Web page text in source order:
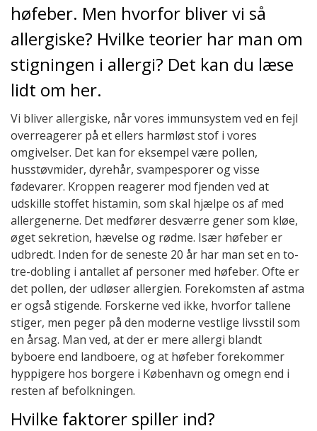
høfeber. Men hvorfor bliver vi så
allergiske? Hvilke teorier har man om
stigningen i allergi? Det kan du læse
lidt om her.
Vi bliver allergiske, når vores immunsystem ved en fejl
overreagerer på et ellers harmløst stof i vores
omgivelser. Det kan for eksempel være pollen,
husstøvmider, dyrehår, svampesporer og visse
fødevarer. Kroppen reagerer mod fjenden ved at
udskille stoffet histamin, som skal hjælpe os af med
allergenerne. Det medfører desværre gener som kløe,
øget sekretion, hævelse og rødme. Især høfeber er
udbredt. Inden for de seneste 20 år har man set en to-
tre-dobling i antallet af personer med høfeber. Ofte er
det pollen, der udløser allergien. Forekomsten af astma
er også stigende. Forskerne ved ikke, hvorfor tallene
stiger, men peger på den moderne vestlige livsstil som
en årsag. Man ved, at der er mere allergi blandt
byboere end landboere, og at høfeber forekommer
hyppigere hos borgere i København og omegn end i
resten af befolkningen.
Hvilke faktorer spiller ind?